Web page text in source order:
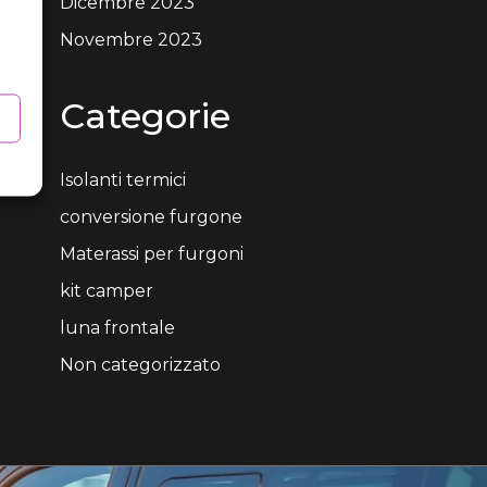
Novembre 2023
Categorie
Isolanti termici
conversione furgone
Materassi per furgoni
kit camper
luna frontale
Non categorizzato